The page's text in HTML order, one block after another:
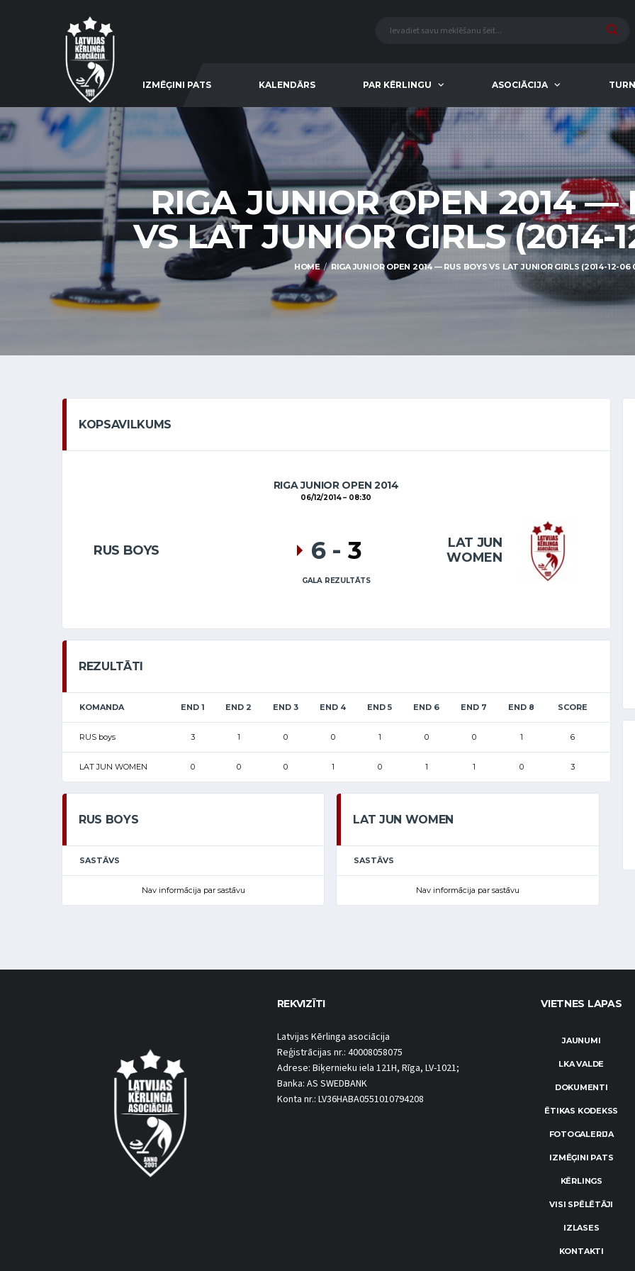
IZMĒĢINI PATS KALENDĀRS PAR KĒRLINGU ASOCIĀCIJA
RIGA JUNIOR OPEN 2014 —
VS LAT JUNIOR GIRLS (2014-
HOME RIGA JUNIOR OPEN 2014 — RUS BOYS VS LAT JUNIOR GIRLS (2014-12-06
KOPSAVILKUMS
RIGA JUNIOR OPEN 2014
06/12/2014 08:30
RUS BOYS
LAT JUN
WOMEN
6 - 3
GALA REZULTĀTS
REZULTĀTI
KOMANDA END 1 END 2 END 3 END 4 END 5 END 6 END 7 END 8 SCORE
RUS boys 3 1 0 0 1 0 0 1 6
LAT JUN WOMEN 0 0 0 1 0 1 1 0 3
RUS BOYS
SASTĀVS
Nav informācija par sastāvu
LAT JUN WOMEN
SASTĀVS
Nav informācija par sastāvu
REKVIZĪTI
Latvijas Kērlinga asociācija
Reģistrācijas nr.: 40008058075
Adrese: Biķernieku iela 121H, Rīga, LV-1021;
Banka: AS SWEDBANK
Konta nr.: LV36HABA0551010794208
VIETNES LAPAS
JAUNUMI
LKA VALDE
DOKUMENTI
ĒTIKAS KODEKSS
FOTOGALERIJA
IZMĒĢINI PATS
KĒRLINGS
VISI SPĒLĒTĀJI
IZLASES
KONTAKTI